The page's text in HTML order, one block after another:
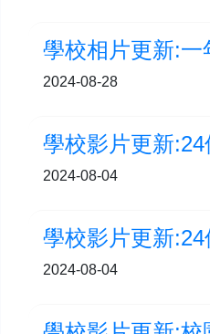
學校相片更新:一
2024-08-28
2024-08-04
2024-08-04